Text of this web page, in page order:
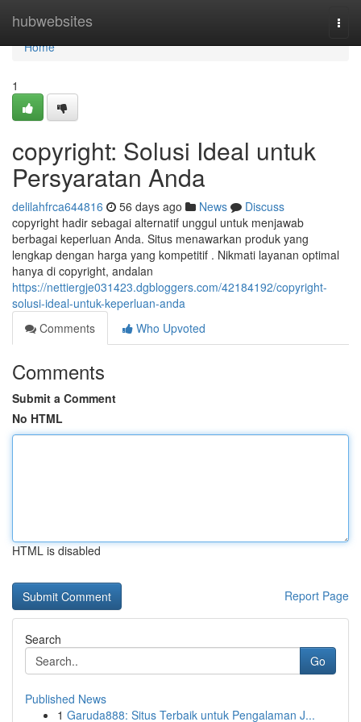
hubwebsites
Home
Home
1
copyright: Solusi Ideal untuk
Persyaratan Anda
delilahfrca644816 56 days ago News
Discuss
copyright hadir sebagai alternatif unggul untuk menjawab
berbagai keperluan Anda. Situs menawarkan produk yang
lengkap dengan harga yang kompetitif . Nikmati layanan optimal
hanya di copyright, andalan
https://nettiergje031423.dgbloggers.com/42184192/copyright-
solusi-ideal-untuk-keperluan-anda
Comments
Who Upvoted
Comments
Submit a Comment
No HTML
HTML is disabled
Report Page
Search
Go
Published News
1 Garuda888: Situs Terbaik untuk Pengalaman J...